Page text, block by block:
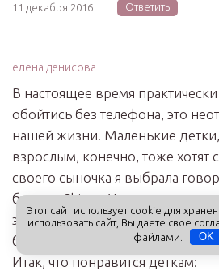
11 декабря 2016 Ответить
елена денисова
В настоящее время
обойтись без телефона, это
нашей жизни. Маленькие
взрослым, конечно, тоже хотят
своего сыночка я выбрала
бренда Chicco. У нас уже есть
этого производителя, они все
безопасны и интересны для
Итак, что понравится деткам:
Этот сайт использует cookie для
использовать сайт, Вы даете свое
файлами.
OK